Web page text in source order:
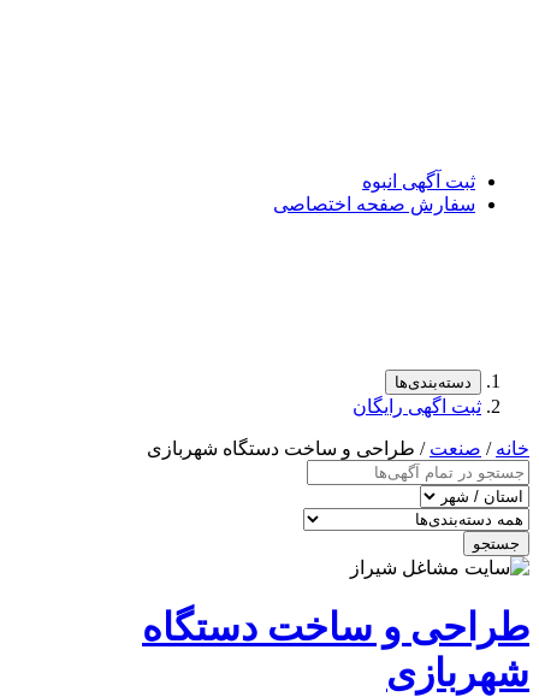
آگهی انبوه
صفحه اختصاصی
اگهی رایگان
/ طراحی و ساخت دستگاه شهربازی
و ساخت دستگاه